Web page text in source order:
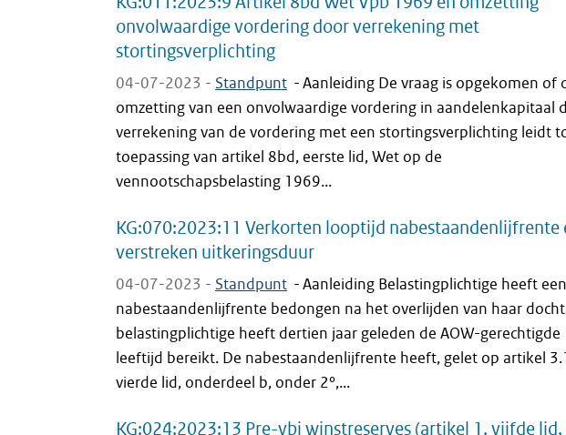
onvolwaardige vordering door verrekening met
stortingsverplichting
04-07-2023 - Standpunt -Aanleiding De vraag is opgekomen of
omzetting van een onvolwaardige vordering in aandelenkapitaal
verrekening van de vordering met een stortingsverplichting leidt
toepassing van artikel 8bd, eerste lid, Wet op de
vennootschapsbelasting 1969...
KG:070:2023:11 Verkorten looptijd nabestaandenlijfrente
verstreken uitkeringsduur
04-07-2023 - Standpunt -Aanleiding Belastingplichtige heeft een
nabestaandenlijfrente bedongen na het overlijden van haar
belastingplichtige heeft dertien jaar geleden de AOW-gerechtigde
leeftijd bereikt. De nabestaandenlijfrente heeft, gelet op artikel
vierde lid, onderdeel b, onder 2°,...
KG:024:2023:13 Pre-vbi winstreserves (artikel 1, vijfde lid,